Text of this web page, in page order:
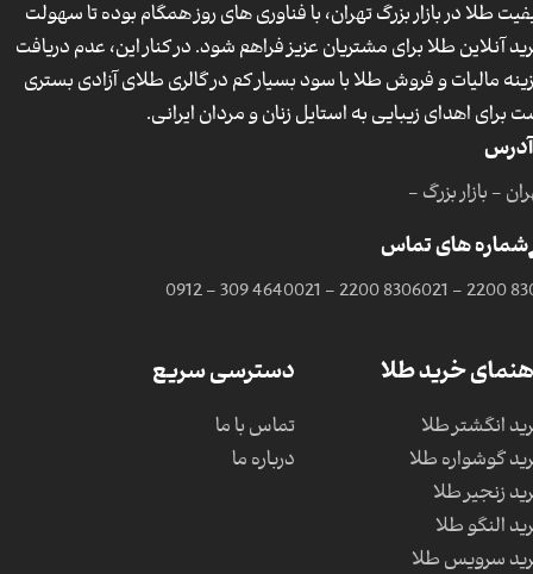
طلا در بازار بزرگ تهران، با فناوری های روز همگام بوده تا سهولت
آنلاین طلا برای مشتریان عزیز فراهم شود. در کنار این، عدم دریافت
مالیات و فروش طلا با سود بسیار کم در گالری طلای آزادی بستری
برای اهدای زیبایی به استایل زنان و مردان ایرانی.
آدرس
- بازار بزرگ -
شماره های تماس
021 - 2200
021 - 2200 8306
0912 - 309 4640
خرید طلا
انگشتر طلا
گوشواره طلا
زنجیر طلا
النگو طلا
سرویس طلا
دسترسی سریع
تماس با ما
درباره ما